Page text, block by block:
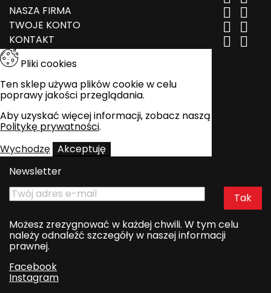
NASZA FIRMA  
TWOJE KONTO  
KONTAKT  
Pliki cookies
Ten sklep używa plików cookie w celu
poprawy jakości przeglądania.
Aby uzyskać więcej informacji, zobacz naszą
Politykę prywatności.
Wychodzę Akceptuję
Newsletter
Możesz zrezygnować w każdej chwili. W tym celu
należy odnaleźć szczegóły w naszej informacji
prawnej.
Facebook
Instagram